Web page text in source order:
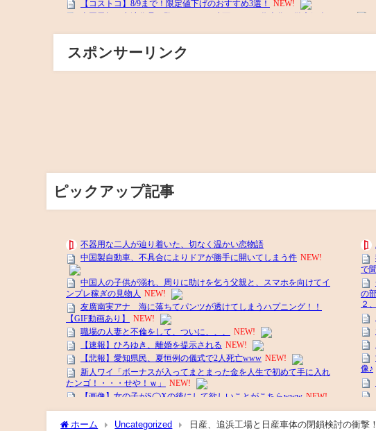
スポンサーリンク
ピックアップ記事
ホーム Uncategorized 日産、追浜工場と日産車体の閉鎖検討の衝撃！